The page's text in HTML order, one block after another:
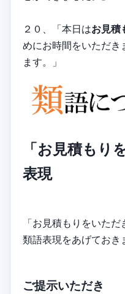
２０、「本日はお見積
めにお時間をいただき
ます。」
「お見積もり
表現
「お見積もりをいただ
類語表現をあげておき
ご提示いただき